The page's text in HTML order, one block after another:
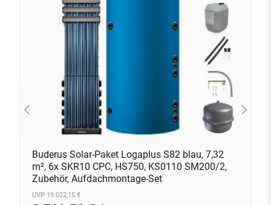
Buderus Solar-Paket Logaplus S82 blau, 7,32
m², 6x SKR10 CPC, HS750, KS0110 SM200/2,
Zubehör, Aufdachmontage-Set
UVP 19.022,15 €